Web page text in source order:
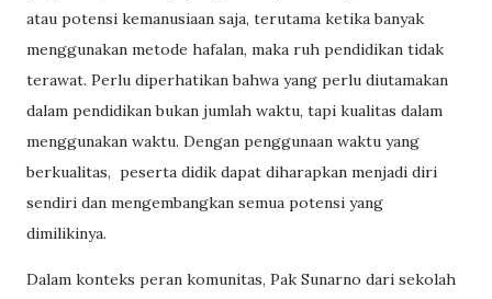
atau potensi kemanusiaan saja, terutama ketika banyak
menggunakan metode hafalan, maka ruh pendidikan tidak
terawat. Perlu diperhatikan bahwa yang perlu diutamakan
dalam pendidikan bukan jumlah waktu, tapi kualitas dalam
menggunakan waktu. Dengan penggunaan waktu yang
berkualitas, peserta didik dapat diharapkan menjadi diri
sendiri dan mengembangkan semua potensi yang
dimilikinya.
Dalam konteks peran komunitas, Pak Sunarno dari sekolah